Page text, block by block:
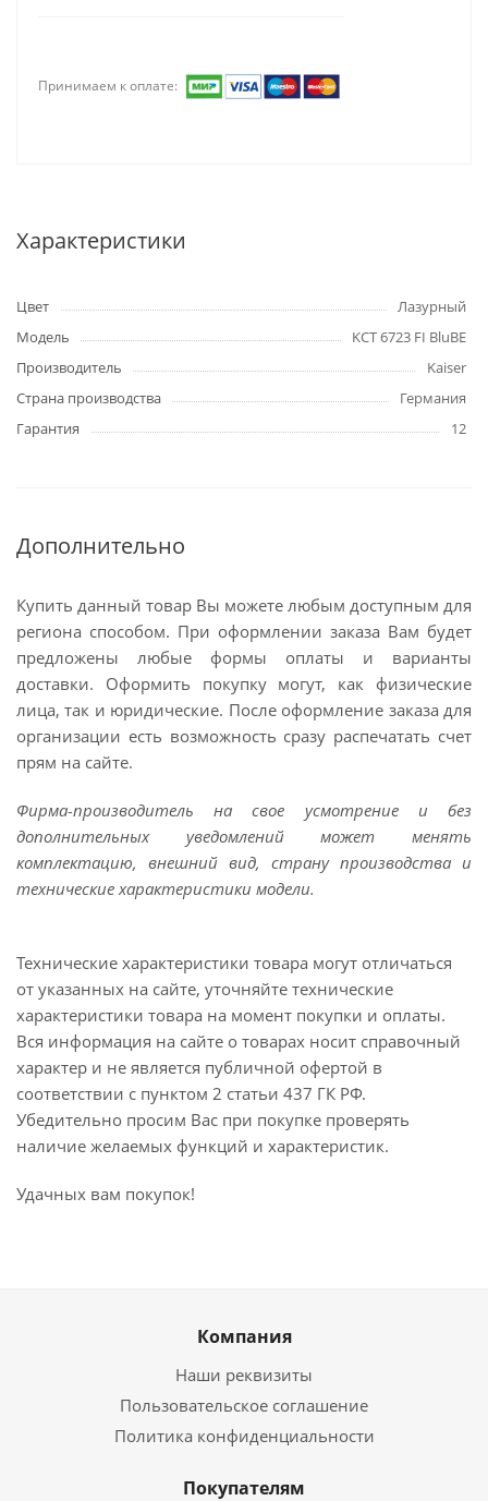
Принимаем к оплате:
Характеристики
Цвет
Лазурный
Модель
KCT 6723 FI BluBE
Производитель
Kaiser
Страна производства
Германия
Гарантия
12
Дополнительно
Купить данный товар Вы можете любым доступным для
региона способом. При оформлении заказа Вам будет
предложены любые формы оплаты и варианты
доставки. Оформить покупку могут, как физические
лица, так и юридические. После оформление заказа для
организации есть возможность сразу распечатать счет
прям на сайте.
Фирма-производитель на свое усмотрение и без
дополнительных уведомлений может менять
комплектацию, внешний вид, страну производства и
технические характеристики модели.
Технические характеристики товара могут отличаться
от указанных на сайте, уточняйте технические
характеристики товара на момент покупки и оплаты.
Вся информация на сайте о товарах носит справочный
характер и не является публичной офертой в
соответствии с пунктом 2 статьи 437 ГК РФ.
Убедительно просим Вас при покупке проверять
наличие желаемых функций и характеристик.
Удачных вам покупок!
Компания
Наши реквизиты
Пользовательское соглашение
Политика конфиденциальности
Покупателям